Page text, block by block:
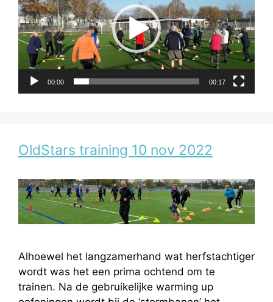
00:00 00:17
OldStars training 10 nov 2022
Alhoewel het langzamerhand wat herfstachtiger
wordt was het een prima ochtend om te
trainen. Na de gebruikelijke warming up